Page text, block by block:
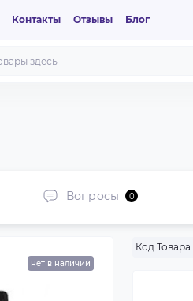
Контакты Отзывы Блог
Вопросы 0
нет в наличии
Код Товара: